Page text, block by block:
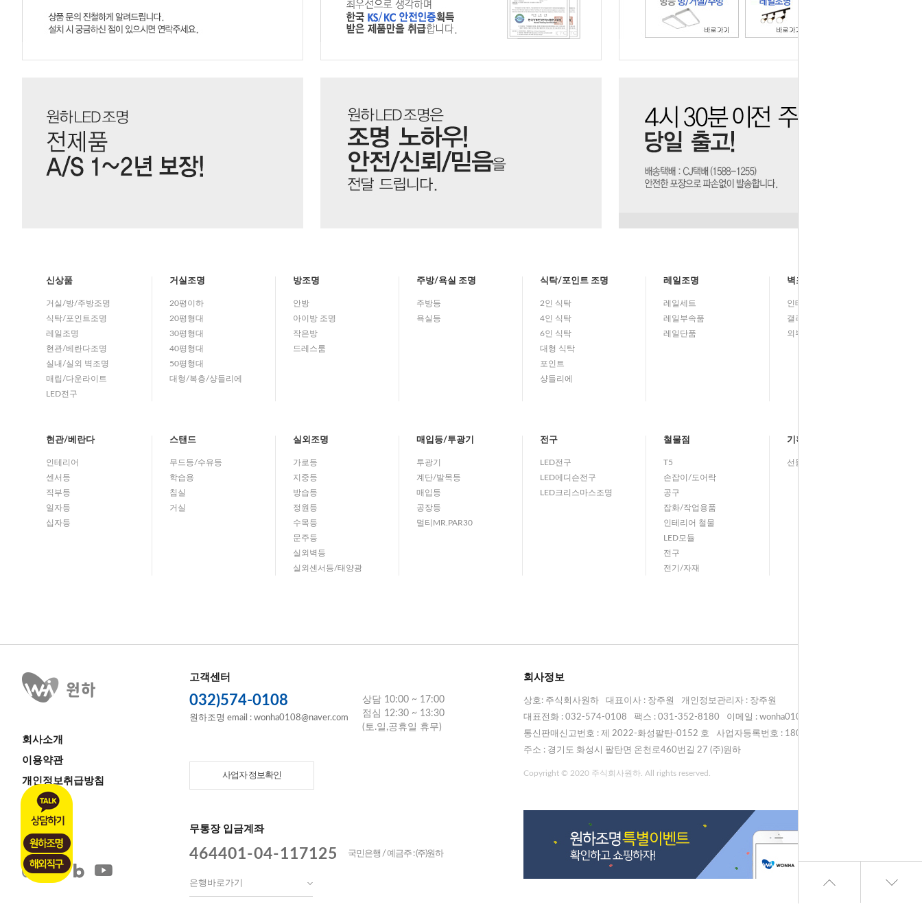
신상품
거실/방/주방조명
식탁/포인트조명
레일조명
현관/베란다조명
실내/실외 벽조명
매립/다운라이트
LED전구
거실조명
20평이하
20평형대
30평형대
40평형대
50평형대
대형/복층/샹들리에
방조명
안방
아이방 조명
작은방
드레스룸
주방/욕실 조명
주방등
욕실등
식탁/포인트 조명
2인 식탁
4인 식탁
6인 식탁
대형 식탁
포인트
샹들리에
레일조명
레일세트
레일부속품
레일단품
벽조명
인테리어
갤러리벽등(그림벽등)
외부등/실외등
현관/베란다
인테리어
센서등
직부등
일자등
십자등
스탠드
무드등/수유등
학습용
침실
거실
실외조명
가로등
지중등
방습등
정원등
수목등
문주등
실외벽등
실외센서등/태양광
매입등/투광기
투광기
계단/발목등
매입등
공장등
멀티MR.PAR30
전구
LED전구
LED에디슨전구
LED크리스마스조명
철물점
T5
손잡이/도어락
공구
잡화/작업용품
인테리어 철물
LED모듈
전구
전기/자재
기획전
선물기획전
회사소개
이용약관
개인정보취급방침
이용안내
고객센터
고객센터
032)574-0108
원하조명 email : wonha0108@naver.com
상담 10:00 ~ 17:00
점심 12:30 ~ 13:30
(토.일,공휴일 휴무)
사업자 정보확인
무통장 입금계좌
464401-04-117125 국민은행 / 예금주 : (주)원하
회사정보
상호: 주식회사원하 대표이사 : 장주원
개인정보관리자 : 장주원
대표전화 : 032-574-0108
팩스 : 031-352-8180
이메일 : wonha0108@naver.com
통신판매신고번호 : 제 2022-화성팔탄-0152 호
사업자등록번호 : 180-81-00998
주소 : 경기도 화성시 팔탄면 온천로460번길 27 (주)원하
Copyright © 2020 주식회사원하. All rights reserved.